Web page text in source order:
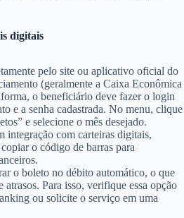
digitais
pelo site ou aplicativo oficial do
(geralmente a Caixa Econômica
o beneficiário deve fazer o login
e a senha cadastrada. No menu, clique
e selecione o mês desejado.
integração com carteiras digitais,
o código de barras para
o boleto no débito automático, o que
atrasos. Para isso, verifique essa opção
ou solicite o serviço em uma